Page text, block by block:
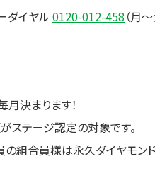
ダイヤル 0120-012-458 （月
決まります！
ステージ認定の対象です。
組合員様は永久ダイヤモン